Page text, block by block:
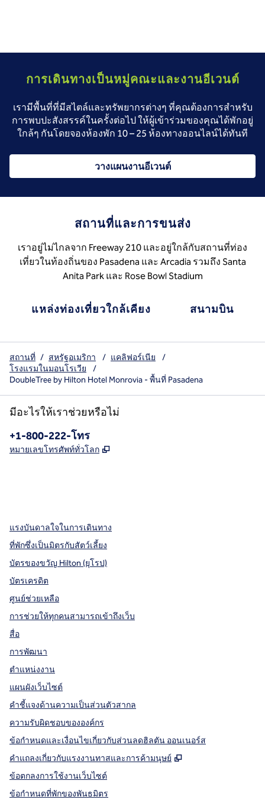
การเดินทางเป็นหมู่คณะและงานอีเวนต์
เรามีพื้นที่ที่มีสไตล์และทรัพยากรต่างๆ ที่คุณต้องการสําหรับ
การพบปะสังสรรค์ในครั้งต่อไป ให้ผู้เข้าร่วมของคุณได้พักอยู่
ใกล้ๆ กันโดยจองห้องพัก 10 – 25 ห้องทางออนไลน์ได้ทันที
วางแผนงานอีเวนต์
สถานที่และการขนส่ง
เราอยู่ไม่ไกลจาก Freeway 210 และอยู่ใกล้กับสถานที่ท่อง
เที่ยวในท้องถิ่นของ Pasadena และ Arcadia รวมถึง Santa
Anita Park และ Rose Bowl Stadium
แหล่งท่องเที่ยวใกล้เคียง สนามบิน
สถานที่ / สหรัฐอเมริกา / แคลิฟอร์เนีย
/
โรงแรมในมอนโรเวีย
/
DoubleTree by Hilton Hotel Monrovia - พื้นที่ Pasadena
มีอะไรให้เราช่วยหรือไม่
โทรศัพท์:
+1-800-222-โทร
หมายเลขโทรศัพท์ทั่วโลก ,
แรงบันดาลใจในการเดินทาง
ที่พักซึ่งเป็นมิตรกับสัตว์เลี้ยง
บัตรของขวัญ Hilton (ยุโรป)
บัตรเครดิต
ศูนย์ช่วยเหลือ
การช่วยให้ทุกคนสามารถเข้าถึงเว็บ
สื่อ
การพัฒนา
ตำแหน่งงาน
แผนผังเว็บไซต์
คำชี้แจงด้านความเป็นส่วนตัวสากล
ความรับผิดชอบขององค์กร
ข้อกำหนดและเงื่อนไขเกี่ยวกับส่วนลดฮิลตัน ออนเนอร์ส
คําแถลงเกี่ยวกับแรงงานทาสและการค้ามนุษย์
,
ข้อตกลงการใช้งานเว็บไซต์
ข้อกําหนดที่พักของพันธมิตร